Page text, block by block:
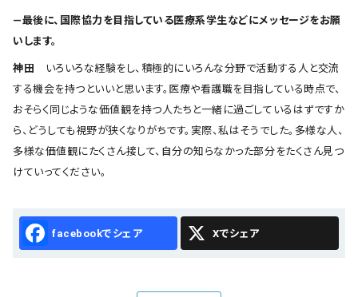
―最後に、国際協力を目指している医療系学生などにメッセージをお願
いします。
神田
いろいろな経験をし、積極的にいろんな分野で活動する人と交流
する機会を持つといいと思います。医療や看護職を目指している時点で、
おそらく同じような価値観を持つ人たちと一緒に過ごしているはずですか
ら、どうしても視野が狭くなりがちです。実際、私はそうでした。多様な人、
多様な価値観にたくさん接して、自分の知らなかった部分をたくさん見つ
けていってください。
Facebook X